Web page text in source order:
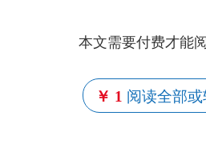
本文需要付费才能
￥ 1 阅读全部